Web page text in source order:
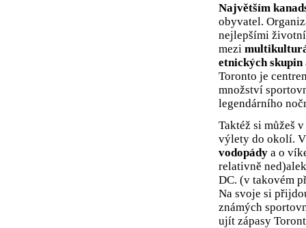
Najvětším
obyvatel.
nejlepšími
mezi
etnických skupin
Toronto je
množství
legendárního
Taktéž si můžeš
výlety do okolí.
vodopády a o
relativně
DC. (v takovém
Na svoje si
známých
ujít zápasy